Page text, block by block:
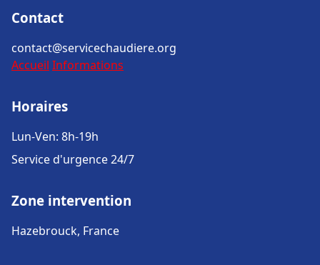
Contact
contact@servicechaudiere.org
Accueil Informations
Horaires
Lun-Ven: 8h-19h
Service d'urgence 24/7
Zone intervention
Hazebrouck, France